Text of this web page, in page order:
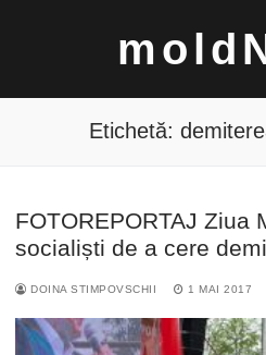
Caută
Etichetă:
FOTOREPORTAJ Ziua
socialiști de a cere
DOINA STIMPOVSCHII 1 MAI 2017